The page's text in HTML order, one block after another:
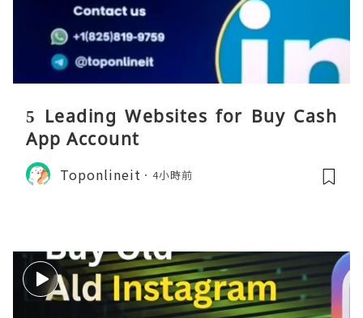
5 Leading Websites for Buy Cash
App Account
Toponlineit 4小時前